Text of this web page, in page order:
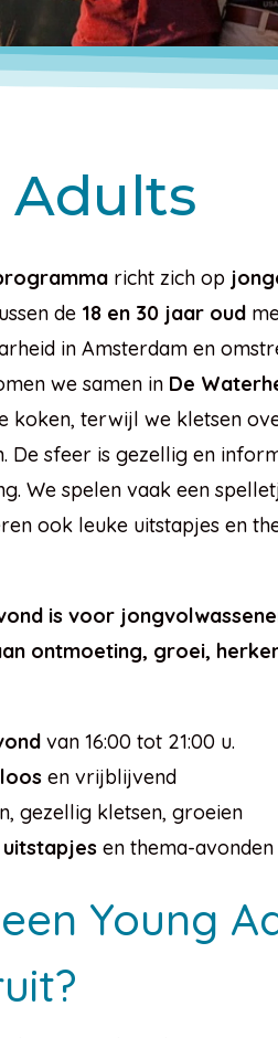
Adults
richt zich op
de 18 en 30 jaar oud
in Amsterdam en
we samen in De
koken, terwijl we kletsen
De sfeer is gezellig en
We spelen vaak een
ook leuke uitstapjes en
is voor
ontmoeting, groei,
van 16:00 tot 21:00 u.
en vrijblijvend
gezellig kletsen, groeien
uitstapjes en thema-avonden
Young